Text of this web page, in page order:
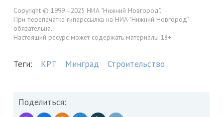
Copyright © 1999—2025 НИА "Нижний Новгород".
При перепечатке гиперссылка на НИА "Нижний Новгород"
обязательна.
Настоящий ресурс может содержать материалы 18+
Теги: КРТ Минград Строительство
Поделиться: